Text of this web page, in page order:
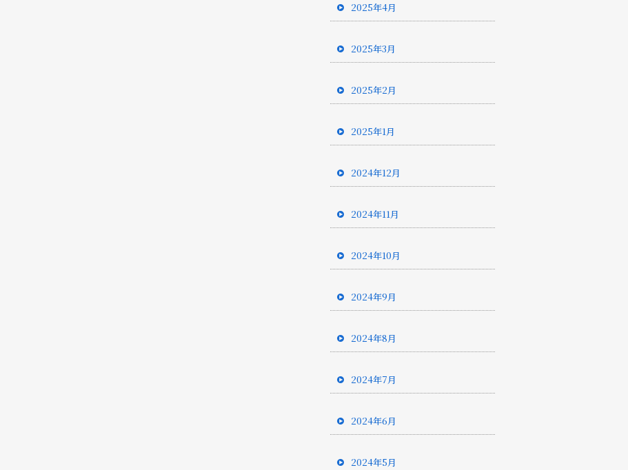
2025年4月
2025年3月
2025年2月
2025年1月
2024年12月
2024年11月
2024年10月
2024年9月
2024年8月
2024年7月
2024年6月
2024年5月